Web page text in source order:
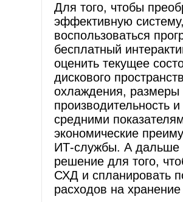
Для того, чтобы
эффективную
воспользоваться
бесплатный
оценить текущее
дискового
охлаждения, размеры
производительность
средними
экономические
ИТ-службы. А дальше
решение для того,
СХД и спланировать
расходов на